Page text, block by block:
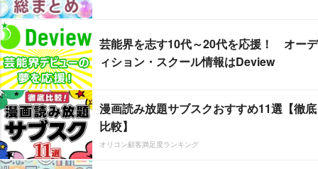
芸能界を志す10代～20代を応援！ オーデ
ィション・スクール情報はDeview
漫画読み放題サブスクおすすめ11選【徹底
比較】
オリコン顧客満足度ランキング